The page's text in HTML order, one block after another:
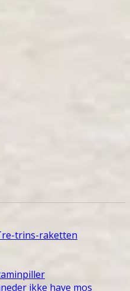
trins-raketten
ikke have mos